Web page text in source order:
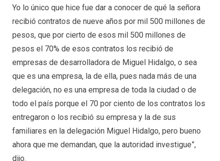
Yo lo único que hice fue dar a conocer de qué la señora
recibió contratos de nueve años por mil 500 millones de
pesos, que por cierto de esos mil 500 millones de
pesos el 70% de esos contratos los recibió de
empresas de desarrolladora de Miguel Hidalgo, o sea
que es una empresa, la de ella, pues nada más de una
delegación, no es una empresa de toda la ciudad o de
todo el país porque el 70 por ciento de los contratos los
entregaron o los recibió su empresa y la de sus
familiares en la delegación Miguel Hidalgo, pero bueno
ahora que me demandan, que la autoridad investigue”,
dijo.